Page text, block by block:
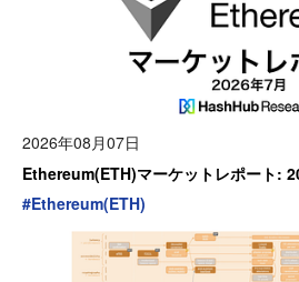
2026年08月07日
Ethereum(ETH)マーケットレポート:
#Ethereum(ETH)